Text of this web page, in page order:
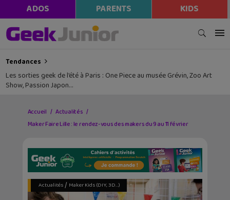
ADOS PARENTS KIDS
Tendances
Les sorties geek de l’été à Paris : One Piece au musée Grévin, Zoo Art
Show, Passion Japon…
Accueil
Actualités
Maker Faire Lille : le rendez-vous des makers du 9 au 11 février
Actualités/ Maker Kids (DIY, 3D...)